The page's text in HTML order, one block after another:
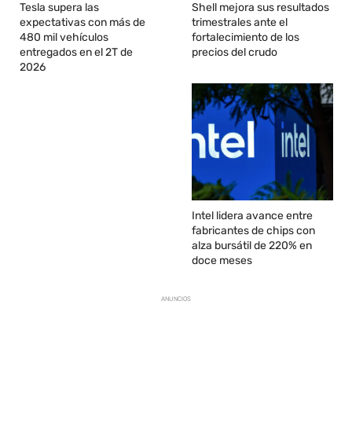
Tesla supera las
expectativas con más de
480 mil vehículos
entregados en el 2T de
2026
Shell mejora sus resultados
trimestrales ante el
fortalecimiento de los
precios del crudo
Intel lidera avance entre
fabricantes de chips con
alza bursátil de 220% en
doce meses
ANUNCIOS